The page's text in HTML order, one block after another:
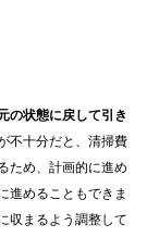
の状態に戻して引き
不十分だと、 清掃費
ため、計画的に進め
進めることもできま
収まるよう調整して